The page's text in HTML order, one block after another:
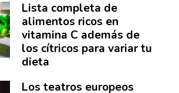
Lista completa de
alimentos ricos en
vitamina C además de
los cítricos para variar tu
dieta
Los teatros europeos